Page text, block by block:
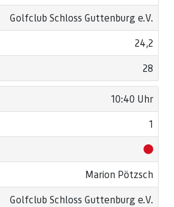
Golfclub Schloss Guttenburg e.V.
24,2
28
10:40 Uhr
1
Marion Pötzsch
Golfclub Schloss Guttenburg e.V.